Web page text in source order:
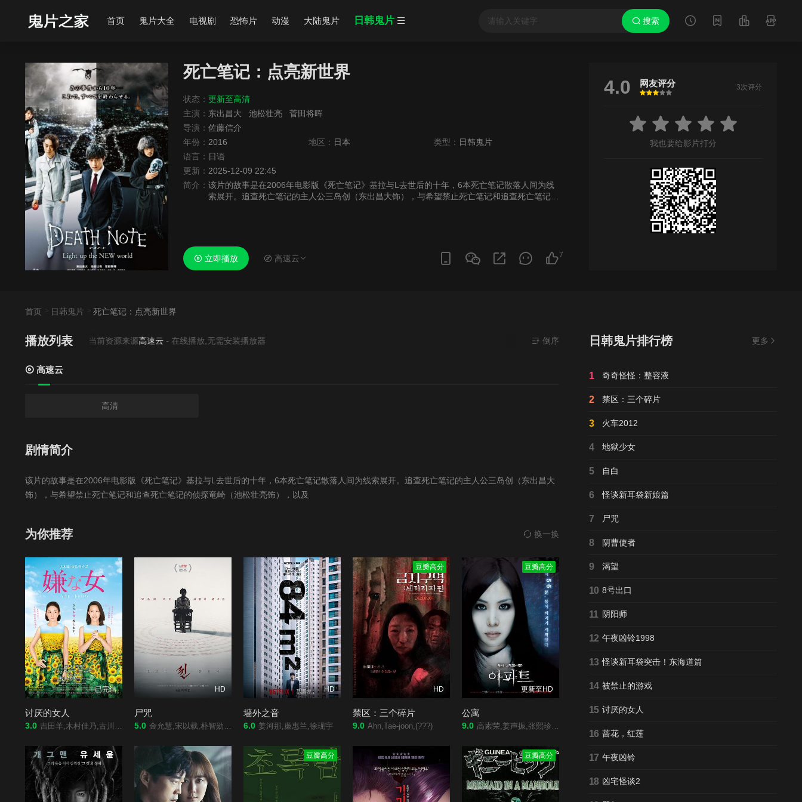
搜索
首页 鬼片大全 电视剧 恐怖片 动漫 大陆鬼片 日韩鬼片
死亡笔记：点亮新世界
状态： 更新至高清
主演： 东出昌大 池松壮亮
菅田将晖
导演： 佐藤信介
年份： 2016 地区： 日本 类型： 日韩鬼片
语言： 日语
更新： 2025-12-09 22:45
简介： 该片的故事是在2006年电影版《死亡笔记》基拉与L去世后的十年，6本死亡笔记散落人间为线
索展开。追查死亡笔记的主人公三岛创（东出昌大饰），与希望禁止死亡笔记和追查死亡笔记的
7
立即播放 高速云
4.0 网友评分
很差
较差还行推荐力荐
3次评分
我也要给影片打分
首页 日韩鬼片 死亡笔记：点亮新世界
播放列表当前资源来源高速云- 在线播放,无需安装播放器 倒序
高速云
高清
剧情简介
该片的故事是在2006年电影版《死亡笔记》基拉与L去世后的十年，6本死亡笔记散落人间为线索展开。追查死亡笔记的主人公三岛创（东出昌大
饰），与希望禁止死亡笔记和追查死亡笔记的侦探竜崎（池松壮亮饰），以及
为你推荐 换一换
已完结
讨厌的女人
3.0 吉田羊,木村佳乃,古川雄大,袴田吉彦,拉沙尔石井,黑木瞳,永岛映子,织本顺吉,佐佐木希,高田敏江,田中丽奈,寺田农
HD
尸咒
5.0 金允慧,宋以载,朴智勋,李相亚
HD
墙外之音
6.0 姜河那,廉惠兰,徐现宇
豆瓣高分
HD
禁区：三个碎片
9.0 Ahn,Tae-joon,(???)
豆瓣高分
更新至HD
公寓
9.0 高素荣,姜声振,张熙珍,朴河宣
豆瓣高分 豆瓣高分
日韩鬼片排行榜 更多
1 奇奇怪怪：整容液
2 禁区：三个碎片
3 火车2012
4 地狱少女
5 自白
6 怪谈新耳袋新娘篇
7 尸咒
8 阴曹使者
9 渴望
10 8号出口
11 阴阳师
12 午夜凶铃1998
13 怪谈新耳袋突击！东海道篇
14 被禁止的游戏
15 讨厌的女人
16 蔷花，红莲
17 午夜凶铃
18 凶宅怪谈2